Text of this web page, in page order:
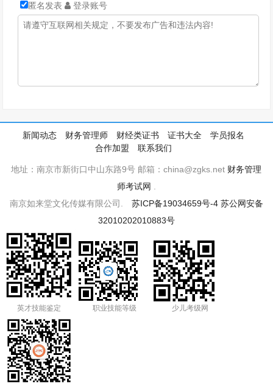
匿名发表 登录账号
新闻动态 财务管理师 财经类证书 证书大全
学员报名
合作加盟
联系我们
地址：南京市新街口中山东路9号 邮箱：china@zgks.net 财务管理
师考试网
南京如来堂文化传媒有限公司. 苏ICP备19034659号-4 苏公网安备
32010202010883号
英才技能鉴定 职业技能等级 少儿考级网